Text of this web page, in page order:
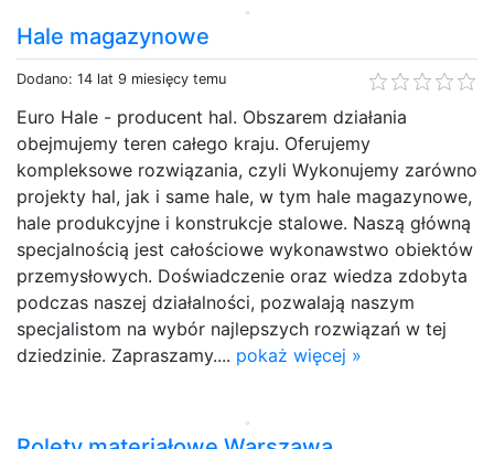
Hale magazynowe
Dodano: 14 lat 9 miesięcy temu
Euro Hale - producent hal. Obszarem działania
obejmujemy teren całego kraju. Oferujemy
kompleksowe rozwiązania, czyli Wykonujemy zarówno
projekty hal, jak i same hale, w tym hale magazynowe,
hale produkcyjne i konstrukcje stalowe. Naszą główną
specjalnością jest całościowe wykonawstwo obiektów
przemysłowych. Doświadczenie oraz wiedza zdobyta
podczas naszej działalności, pozwalają naszym
specjalistom na wybór najlepszych rozwiązań w tej
dziedzinie. Zapraszamy.... pokaż więcej »